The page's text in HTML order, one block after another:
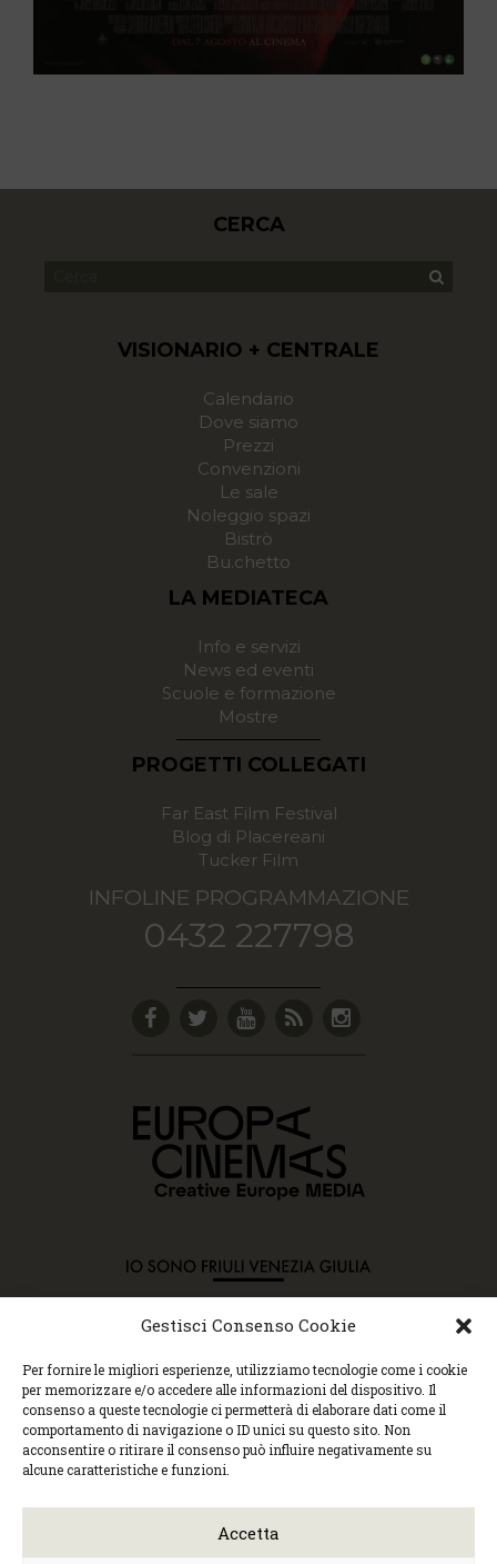
Gestisci Consenso Cookie
Per fornire le migliori esperienze, utilizziamo tecnologie come i cookie
per memorizzare e/o accedere alle informazioni del dispositivo. Il
consenso a queste tecnologie ci permetterà di elaborare dati come il
comportamento di navigazione o ID unici su questo sito. Non
acconsentire o ritirare il consenso può influire negativamente su
alcune caratteristiche e funzioni.
Accetta
CERCA
VISIONARIO + CENTRALE
Calendario
Dove siamo
Prezzi
Convenzioni
Le sale
Noleggio spazi
Bistrò
Bu.chetto
LA MEDIATECA
Info e servizi
News ed eventi
Scuole e formazione
Mostre
PROGETTI COLLEGATI
Far East Film Festival
Blog di Placereani
Tucker Film
INFOLINE PROGRAMMAZIONE
0432 227798
Copyright © 2015 Cec, Tutti i diritti riservati. Nessun
contenuto può essere copiato o manipolato. Accedendo al
sito approvi la Policy sulla privacy e la Policy sui
contenuti.
Centro espressioni cinematografiche, via Villalta, 24 |
33100 Udine | tel. 0432 299545 | P.Iva 01295290306 |
cec@cecudine.org
504240